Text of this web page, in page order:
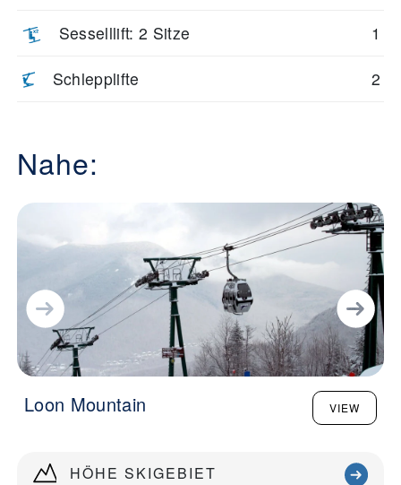
HÖHE SKIGEBIET
Sesselllift: 2 Sitze 1
Schlepplifte 2
Nahe:
Loon Mountain VIEW